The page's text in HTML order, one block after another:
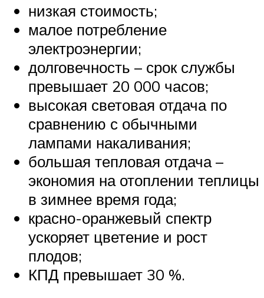
низкая стоимость;
малое потребление
электроэнергии;
долговечность – срок службы
превышает 20 000 часов;
высокая световая отдача по
сравнению с обычными
лампами накаливания;
большая тепловая отдача –
экономия на отоплении теплицы
в зимнее время года;
красно-оранжевый спектр
ускоряет цветение и рост
плодов;
КПД превышает 30 %.